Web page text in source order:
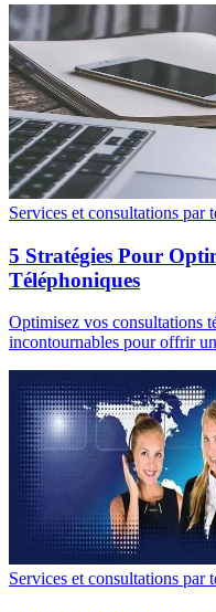
Services et consultations par
5 Stratégies Pour
Téléphoniques
Optimisez vos consultations
incontournables pour offrir
Services et consultations par